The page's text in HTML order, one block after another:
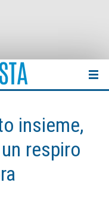
insieme,
respiro